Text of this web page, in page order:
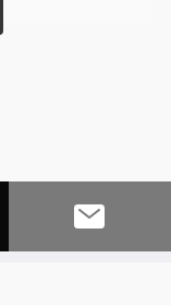
by ホームズ）
後のことであ